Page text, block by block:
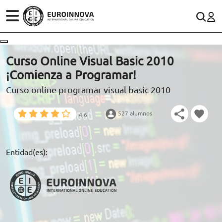
ÁREAS
ESTUDIOS
CONOCE EUROINNOVA
BECAS Y FINANCIACIÓN
RECURSOS EDUCATIVOS
ARTÍCULOS
(+34)958 050 200 (gratuito en España)
900 831 200
formacion@euroinnova.com
TRABAJA CON NOSOTROS
Curso Online Visual Basic 2010
¡Comienza a Programar!
Curso online programar visual basic 2010
4,6 527 alumnos
Entidad(es):